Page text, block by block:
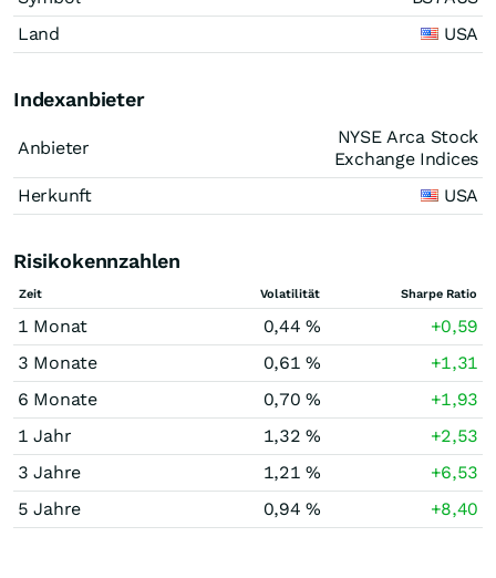
Land
USA
Indexanbieter
Anbieter
NYSE Arca Stock
Exchange Indices
Herkunft
USA
Risikokennzahlen
Zeit Volatilität Sharpe Ratio
1 Monat 0,44 %
+0,59
3 Monate
0,61 %
+1,31
6 Monate
0,70 %
+1,93
1 Jahr
1,32 %
+2,53
3 Jahre
1,21 %
+6,53
5 Jahre
0,94 % +8,40